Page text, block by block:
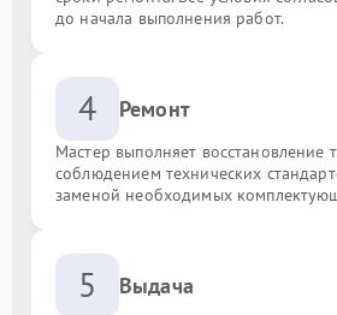
до начала выполнения работ.
4 Ремонт
Мастер выполняет восстановление
соблюдением технических
заменой необходимых
5 Выдача